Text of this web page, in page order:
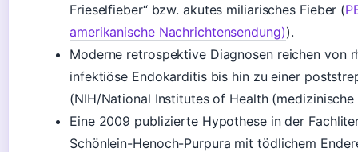
Frieselfieber“ bzw. akutes miliarisches Fieber (
amerikanische Nachrichtensendung)).
Moderne retrospektive Diagnosen reichen von
infektiöse Endokarditis bis hin zu einer
(NIH/National Institutes of Health (medizinische
Eine 2009 publizierte Hypothese in der
Schönlein-Henoch-Purpura mit tödlichem